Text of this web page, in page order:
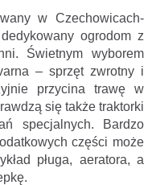
w Czechowicach-
ogrodom z
Świetnym wyborem
– sprzęt zwrotny i
przycina trawę w
się także traktorki
specjalnych. Bardzo
części może
pługa, aeratora, a